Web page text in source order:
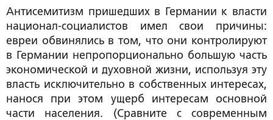
Антисемитизм пришедших в Германии к власти
национал-социалистов имел свои причины:
евреи обвинялись в том, что они контролируют
в Германии непропорционально большую часть
экономической и духовной жизни, используя эту
власть исключительно в собственных интересах,
нанося при этом ущерб интересам основной
части населения. (Сравните с современным